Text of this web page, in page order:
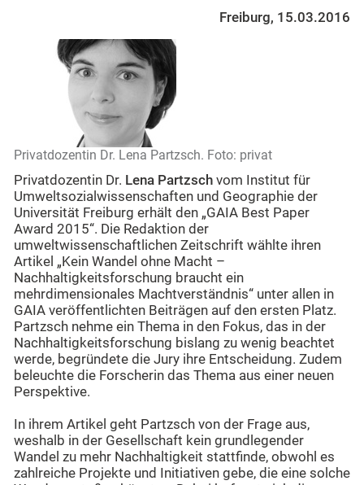
Freiburg, 15.03.2016
Privatdozentin Dr. Lena Partzsch. Foto: privat
Privatdozentin Dr. Lena Partzsch vom Institut für
Umweltsozialwissenschaften und Geographie der
Universität Freiburg erhält den „GAIA Best Paper
Award 2015“. Die Redaktion der
umweltwissenschaftlichen Zeitschrift wählte ihren
Artikel „Kein Wandel ohne Macht –
Nachhaltigkeitsforschung braucht ein
mehrdimensionales Machtverständnis“ unter allen in
GAIA veröffentlichten Beiträgen auf den ersten Platz.
Partzsch nehme ein Thema in den Fokus, das in der
Nachhaltigkeitsforschung bislang zu wenig beachtet
werde, begründete die Jury ihre Entscheidung. Zudem
beleuchte die Forscherin das Thema aus einer neuen
Perspektive.
In ihrem Artikel geht Partzsch von der Frage aus,
weshalb in der Gesellschaft kein grundlegender
Wandel zu mehr Nachhaltigkeit stattfinde, obwohl es
zahlreiche Projekte und Initiativen gebe, die eine solche